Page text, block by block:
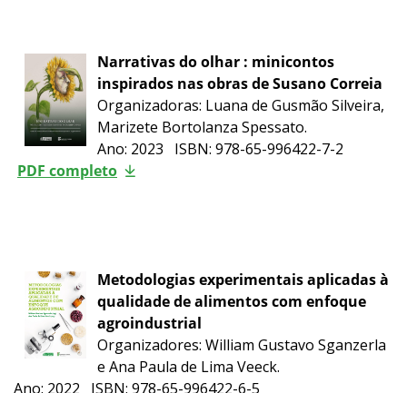
Narrativas do olhar : minicontos
inspirados nas obras de Susano Correia
Organizadoras: Luana de Gusmão Silveira,
Marizete Bortolanza Spessato.
Ano: 2023 ISBN: 978-65-996422-7-2
PDF completo
Metodologias experimentais aplicadas à
qualidade de alimentos com enfoque
agroindustrial
Organizadores: William Gustavo Sganzerla
e Ana Paula de Lima Veeck.
Ano: 2022 ISBN: 978-65-996422-6-5